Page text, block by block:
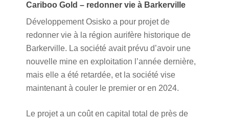
Cariboo Gold – redonner vie à Barkerville
Développement Osisko a pour projet de
redonner vie à la région aurifère historique de
Barkerville. La société avait prévu d’avoir une
nouvelle mine en exploitation l’année dernière,
mais elle a été retardée, et la société vise
maintenant à couler le premier or en 2024.
Le projet a un coût en capital total de près de